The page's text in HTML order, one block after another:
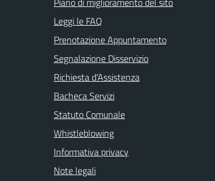
Leggi le FAQ
Prenotazione Appuntamento
Segnalazione Disservizio
Richiesta d'Assistenza
Bacheca Servizi
Statuto Comunale
Whistleblowing
Informativa privacy
Note legali